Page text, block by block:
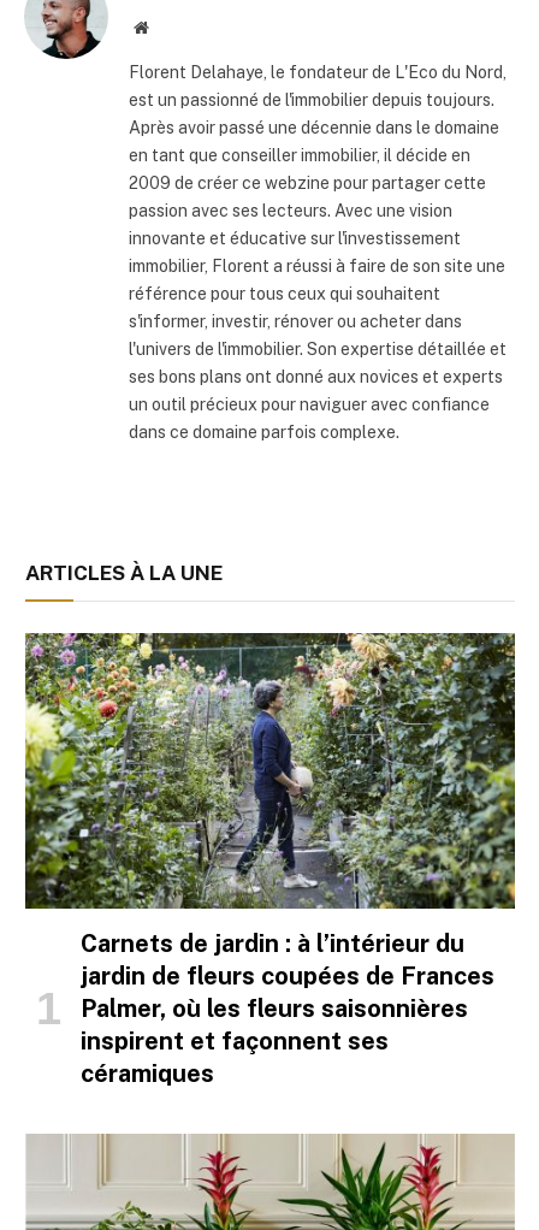
Site
Florent Delahaye, le fondateur de L'Eco du Nord,
est un passionné de l'immobilier depuis toujours.
Après avoir passé une décennie dans le domaine
en tant que conseiller immobilier, il décide en
2009 de créer ce webzine pour partager cette
passion avec ses lecteurs. Avec une vision
innovante et éducative sur l'investissement
immobilier, Florent a réussi à faire de son site une
référence pour tous ceux qui souhaitent
s'informer, investir, rénover ou acheter dans
l'univers de l'immobilier. Son expertise détaillée et
ses bons plans ont donné aux novices et experts
un outil précieux pour naviguer avec confiance
dans ce domaine parfois complexe.
ARTICLES À LA UNE
Carnets de jardin : à l’intérieur du
jardin de fleurs coupées de Frances
Palmer, où les fleurs saisonnières
inspirent et façonnent ses
céramiques